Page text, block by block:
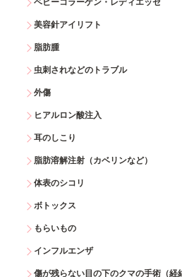
ベビーコラーゲン・レディエッセ
美容針アイリフト
脂肪腫
虫刺されなどのトラブル
外傷
ヒアルロン酸注入
耳のしこり
脂肪溶解注射（カベリンなど）
体表のシコリ
ボトックス
もらいもの
インフルエンザ
傷が残らない目の下のクマの手術（経